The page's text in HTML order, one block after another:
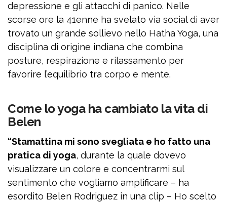
depressione e gli attacchi di panico. Nelle
scorse ore la 41enne ha svelato via social di aver
trovato un grande sollievo nello Hatha Yoga, una
disciplina di origine indiana che combina
posture, respirazione e rilassamento per
favorire l’equilibrio tra corpo e mente.
Come lo yoga ha cambiato la vita di
Belen
“Stamattina mi sono svegliata e ho fatto una
pratica di yoga, durante la quale dovevo
visualizzare un colore e concentrarmi sul
sentimento che vogliamo amplificare – ha
esordito Belen Rodriguez in una clip – Ho scelto